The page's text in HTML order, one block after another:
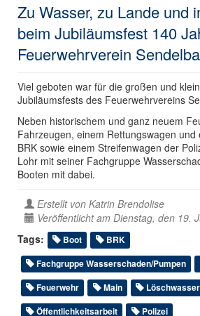
Zu Wasser, zu Lande und
beim Jubiläumsfest 140
Feuerwehrverein
Viel geboten war für die großen und
Jubiläumsfests des Feuerwehrvereins
Neben historischem und ganz neuem
Fahrzeugen, einem Rettungswagen
BRK sowie einem Streifenwagen der
Lohr mit seiner Fachgruppe
Booten mit dabei.
Erstellt von Katrin Brendolise
Veröffentlicht am Dienstag, den 19.
Tags:
Boot
BRK
Fachgruppe Wasserschaden/Pumpen
Feuerwehr
Main
Löschwasser
Öffentlichkeitsarbeit
Polizei